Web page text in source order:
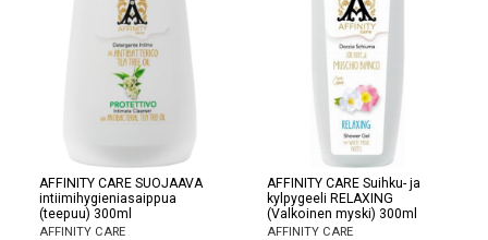
AFFINITY CARE SUOJAAVA
intiimihygieniasaippua
(teepuu) 300ml
AFFINITY CARE
AFFINITY CARE Suihku- ja
kylpygeeli RELAXING
(Valkoinen myski) 300ml
AFFINITY CARE